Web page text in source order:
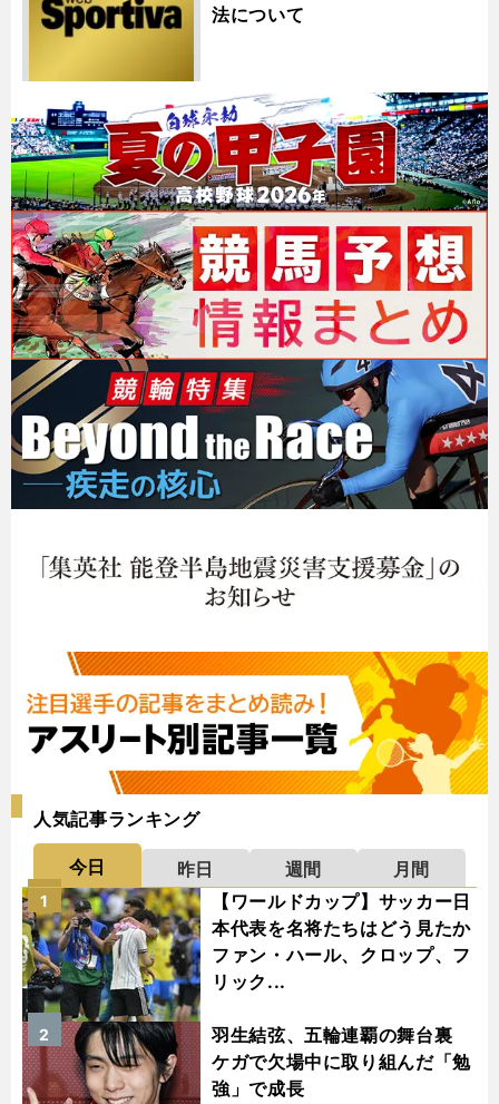
法について
人気記事ランキング
今日 昨日 週間
月間
【ワールドカップ】サッカー日
本代表を名将たちはどう見たか
ファン・ハール、クロップ、フ
リック...
1
羽生結弦、五輪連覇の舞台裏
ケガで欠場中に取り組んだ「勉
強」で成長
2